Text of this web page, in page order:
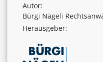
Autor:
Bürgi Nägeli
Herausgeber: